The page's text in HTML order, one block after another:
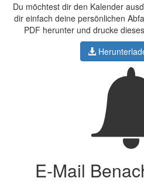
Du möchtest dir den Kalender
dir einfach deine persönlichen
PDF herunter und drucke
E-Mail